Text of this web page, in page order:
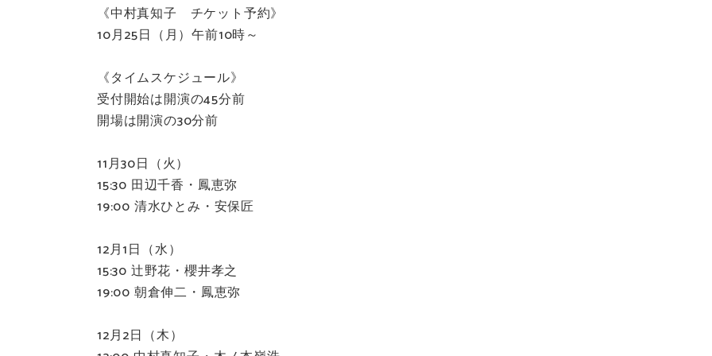
《中村真知子 チケット予約》
10月25日（月）午前10時～
《タイムスケジュール》
受付開始は開演の45分前
開場は開演の30分前
11月30日（火）
15:30 田辺千香・鳳恵弥
19:00 清水ひとみ・安保匠
12月1日（水）
15:30 辻野花・櫻井孝之
19:00 朝倉伸二・鳳恵弥
12月2日（木）